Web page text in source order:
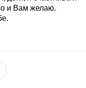
мечты... они
мечтает умереть...и
и Вам желаю.